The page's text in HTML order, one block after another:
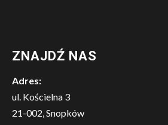
ZNAJDŹ NAS
Adres:
ul. Kościelna 3
21-002, Snopków